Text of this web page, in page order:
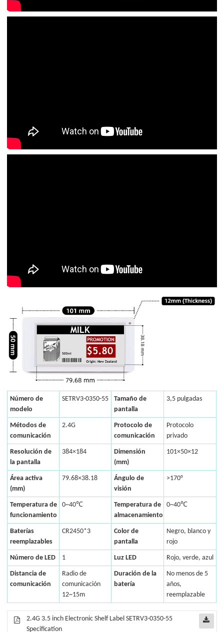
Número de
modelo
SETRV3-0350-55
Tamaño de
pantalla
3,5 pulgadas
Métodos de
comunicación
2.4G
Protocolo de
comunicación
Protocolo
privado
Resolución de
la pantalla
384×184
Dimensión
(mm)
101×50×12
Área activa
(mm)
79.68×38.18
Ángulo de
visión
>170°
Temperatura de
funcionamiento
0~40℃
Temperatura de
almacenamiento
0~40℃
Baterías
reemplazables
CR2450*3
Color de
pantalla
Negro, blanco y
rojo
Número de LED 1 Luz LED Rojo, verde, azul
Distancia de
comunicación
Radio de
comunicación
12~15m
Duración de la
batería
No menos de 5
años,
reemplazable
2.4G 3.5 inch Electronic Shelf Label SETRV3-0350-55
Specification